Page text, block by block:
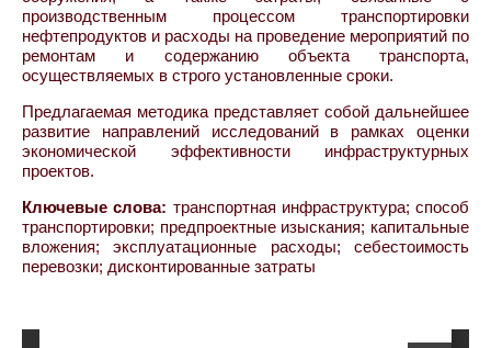
производственным процессом транспортировки
нефтепродуктов и расходы на проведение мероприятий по
ремонтам и содержанию объекта транспорта,
осуществляемых в строго установленные сроки.
Предлагаемая методика представляет собой дальнейшее
развитие направлений исследований в рамках оценки
экономической эффективности инфраструктурных
проектов.
Ключевые слова: транспортная инфраструктура; способ
транспортировки; предпроектные изыскания; капитальные
вложения; эксплуатационные расходы; себестоимость
перевозки; дисконтированные затраты